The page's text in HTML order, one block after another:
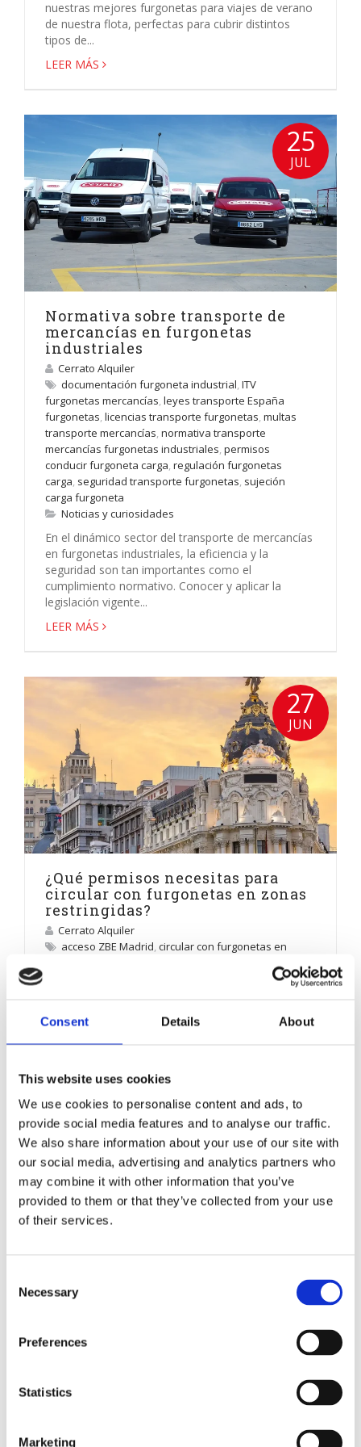
Consent Details About
This website uses cookies
We use cookies to personalise content and ads, to
provide social media features and to analyse our traffic.
We also share information about your use of our site with
our social media, advertising and analytics partners who
may combine it with other information that you’ve
provided to them or that they’ve collected from your use
of their services.
Selection
Necessary
Preferences
Statistics
Marketing
nuestras mejores furgonetas para viajes de verano
de nuestra flota, perfectas para cubrir distintos
tipos de...
LEER MÁS
25
JUL
Normativa sobre transporte de
mercancías en furgonetas
industriales
Cerrato Alquiler
documentación furgoneta industrial, ITV
furgonetas mercancías, leyes transporte España
furgonetas, licencias transporte furgonetas, multas
transporte mercancías, normativa transporte
mercancías furgonetas industriales, permisos
conducir furgoneta carga, regulación furgonetas
carga, seguridad transporte furgonetas, sujeción
carga furgoneta
Noticias y curiosidades
En el dinámico sector del transporte de mercancías
en furgonetas industriales, la eficiencia y la
seguridad son tan importantes como el
cumplimiento normativo. Conocer y aplicar la
legislación vigente...
LEER MÁS
27
JUN
¿Qué permisos necesitas para
circular con furgonetas en zonas
restringidas?
Cerrato Alquiler
acceso ZBE Madrid circular con furgonetas en
multas por
circulación ZBE
vehículos sin etiqueta Madrid
zonas
restringidas Madrid
La logística urbana ha cambiado. Si trabajas con
vehículos industriales, seguro que te has
encontrado con una duda cada vez más frecuente:
¿qué permisos necesitas para circular con
furgonetas en zonas...
LEER MÁS
alquiler que cumplen con la